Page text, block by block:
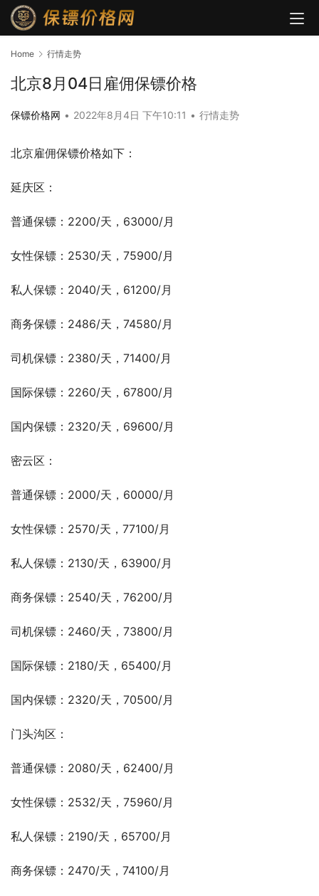
Home 行情走势
北京8月04日雇佣保镖价格
保镖价格网 • 2022年8月4日 下午10:11 • 行情走势
北京雇佣保镖价格如下：
延庆区：
普通保镖：2200/天，63000/月
女性保镖：2530/天，75900/月
私人保镖：2040/天，61200/月
商务保镖：2486/天，74580/月
司机保镖：2380/天，71400/月
国际保镖：2260/天，67800/月
国内保镖：2320/天，69600/月
密云区：
普通保镖：2000/天，60000/月
女性保镖：2570/天，77100/月
私人保镖：2130/天，63900/月
商务保镖：2540/天，76200/月
司机保镖：2460/天，73800/月
国际保镖：2180/天，65400/月
国内保镖：2320/天，70500/月
门头沟区：
普通保镖：2080/天，62400/月
女性保镖：2532/天，75960/月
私人保镖：2190/天，65700/月
商务保镖：2470/天，74100/月